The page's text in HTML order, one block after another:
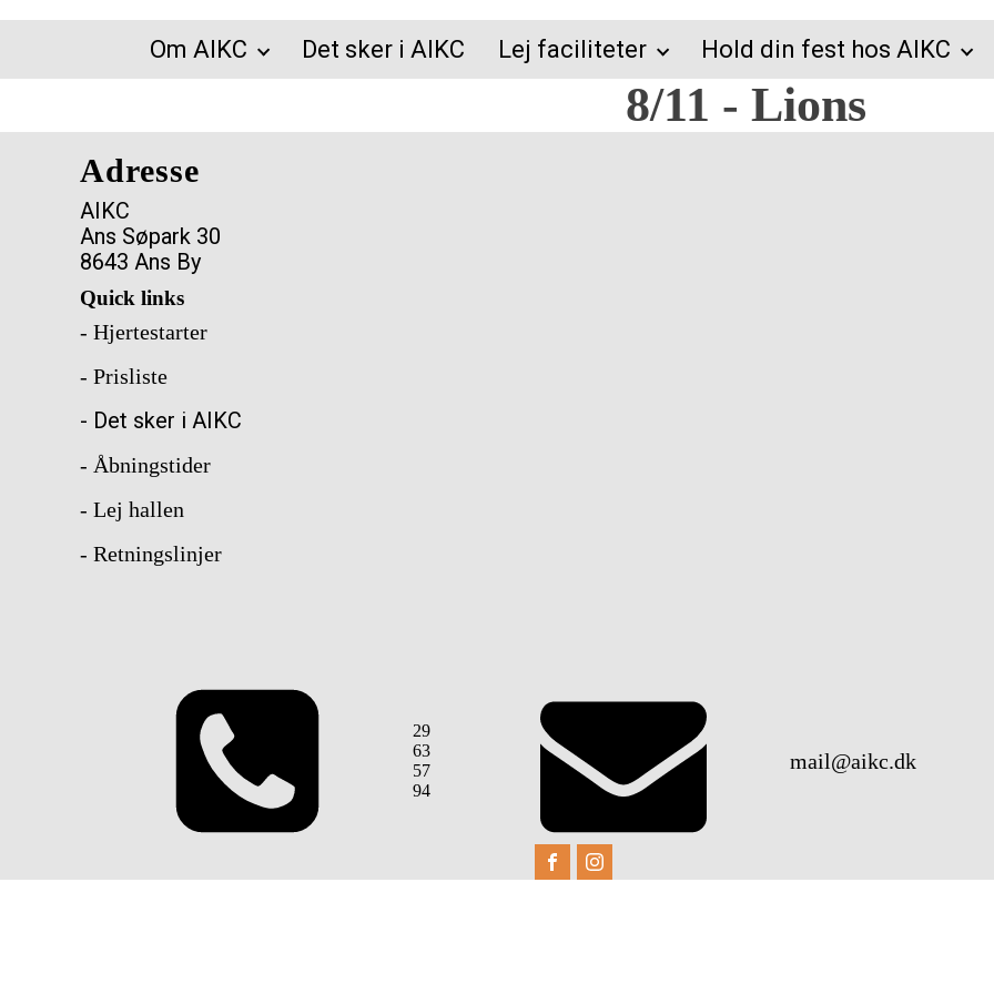
Om AIKC Det sker i AIKC Lej faciliteter Hold din fest hos AIKC
8/11 - Lions
Adresse
AIKC
Ans Søpark 30
8643 Ans By
Quick links
- Hjertestarter
- Prisliste
- Det sker i AIKC
- Åbningstider
- Lej hallen
- Retningslinjer
29
63
57
94
mail@aikc.dk